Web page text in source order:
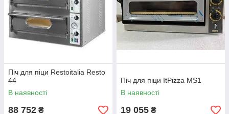
Піч для піци Restoitalia Resto
44
В наявності
88 752 ₴
Піч для піци ItPizza MS1
В наявності
19 055 ₴